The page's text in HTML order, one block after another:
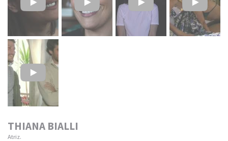
THIANA BIALLI
Atriz.